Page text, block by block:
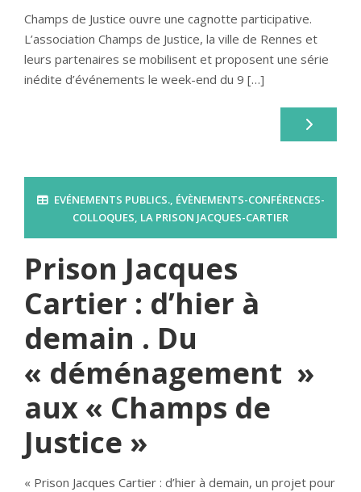
Champs de Justice ouvre une cagnotte participative.
L’association Champs de Justice, la ville de Rennes et
leurs partenaires se mobilisent et proposent une série
inédite d’événements le week-end du 9 […]
EVÉNEMENTS PUBLICS., ÉVÈNEMENTS-CONFÉRENCES-
COLLOQUES, LA PRISON JACQUES-CARTIER
Prison Jacques
Cartier : d’hier à
demain . Du
« déménagement »
aux « Champs de
Justice »
« Prison Jacques Cartier : d’hier à demain, un projet pour